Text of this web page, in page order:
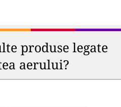
produse legate
aerului?